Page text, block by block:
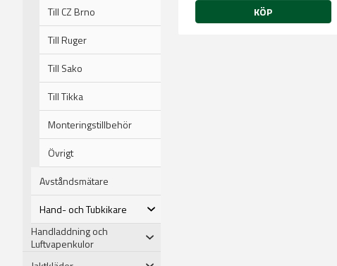
Till CZ Brno
Till Ruger
Till Sako
Till Tikka
Monteringstillbehör
Övrigt
Avståndsmätare
Hand- och Tubkikare
Handladdning och
Luftvapenkulor
KÖP